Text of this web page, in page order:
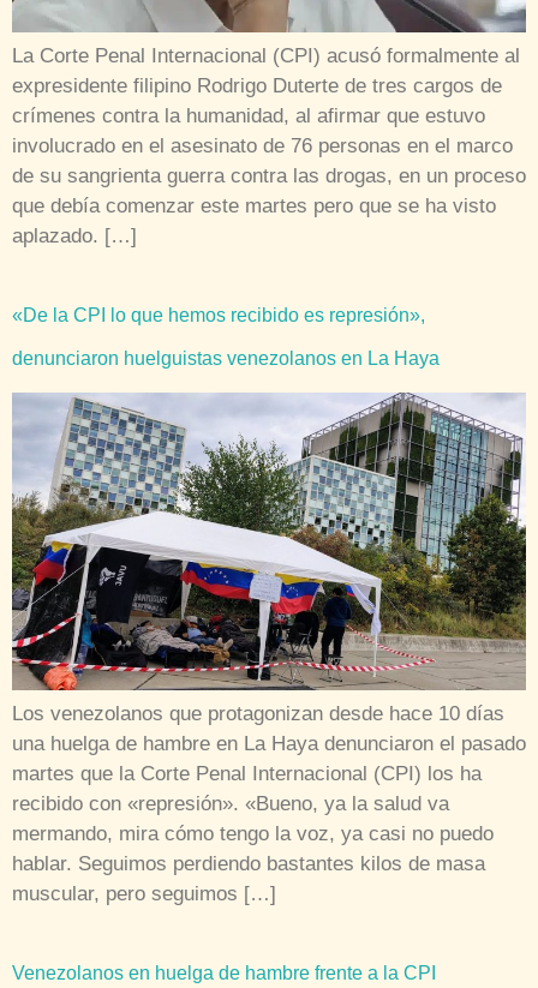
La Corte Penal Internacional (CPI) acusó formalmente al
expresidente filipino Rodrigo Duterte de tres cargos de
crímenes contra la humanidad, al afirmar que estuvo
involucrado en el asesinato de 76 personas en el marco
de su sangrienta guerra contra las drogas, en un proceso
que debía comenzar este martes pero que se ha visto
aplazado. […]
«De la CPI lo que hemos recibido es represión»,
denunciaron huelguistas venezolanos en La Haya
Los venezolanos que protagonizan desde hace 10 días
una huelga de hambre en La Haya denunciaron el pasado
martes que la Corte Penal Internacional (CPI) los ha
recibido con «represión». «Bueno, ya la salud va
mermando, mira cómo tengo la voz, ya casi no puedo
hablar. Seguimos perdiendo bastantes kilos de masa
muscular, pero seguimos […]
Venezolanos en huelga de hambre frente a la CPI